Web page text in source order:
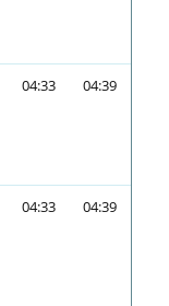
04:33 04:39
04:33 04:39